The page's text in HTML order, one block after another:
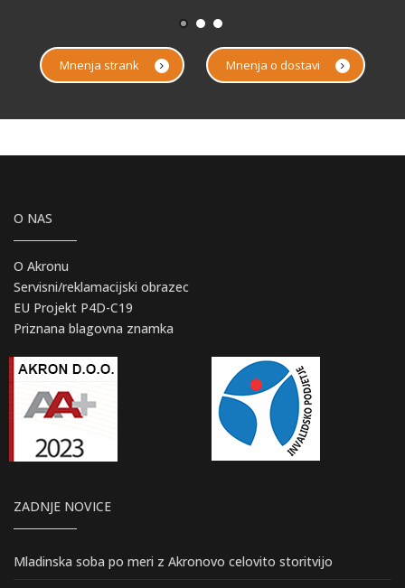
Mnenja strank Mnenja o dostavi
O NAS
O Akronu
Servisni/reklamacijski obrazec
EU Projekt P4D-C19
Priznana blagovna znamka
ZADNJE NOVICE
Mladinska soba po meri z Akronovo celovito storitvijo